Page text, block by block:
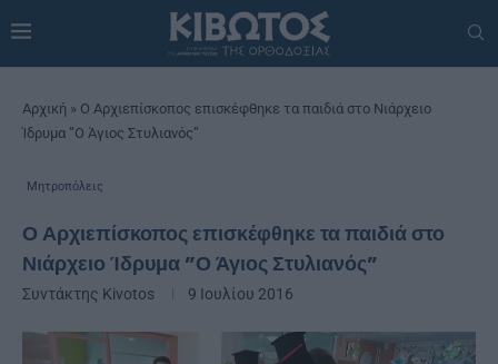
Αρχική » Ο Αρχιεπίσκοπος επισκέφθηκε τα παιδιά στο Νιάρχειο
Ίδρυμα ”Ο Άγιος Στυλιανός”
Μητροπόλεις
Ο Αρχιεπίσκοπος επισκέφθηκε τα παιδιά στο
Νιάρχειο Ίδρυμα ”Ο Άγιος Στυλιανός”
Συντάκτης Kivotos 9 Ιουλίου 2016